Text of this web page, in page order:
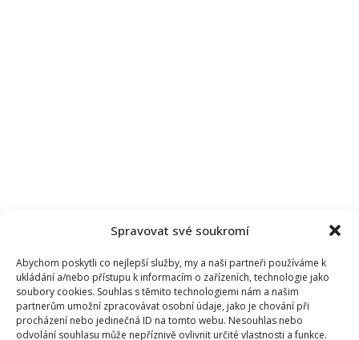
Spravovat své soukromí
Abychom poskytli co nejlepší služby, my a naši partneři používáme k
ukládání a/nebo přístupu k informacím o zařízeních, technologie jako
soubory cookies. Souhlas s těmito technologiemi nám a našim
partnerům umožní zpracovávat osobní údaje, jako je chování při
procházení nebo jedinečná ID na tomto webu. Nesouhlas nebo
odvolání souhlasu může nepříznivě ovlivnit určité vlastnosti a funkce.